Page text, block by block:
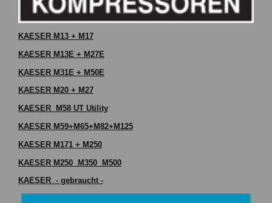
KAESER M13 + M17
KAESER M13E + M27E
KAESER M31E + M50E
KAESER M20 + M27
KAESER M58 UT Utility
KAESER M59+M65+M82+M125
KAESER M171 + M250
KAESER M250 M350 M500
KAESER - gebraucht -